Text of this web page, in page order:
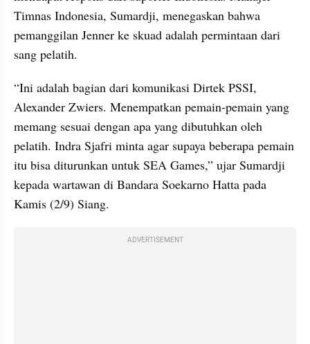
Timnas Indonesia, Sumardji, menegaskan bahwa
pemanggilan Jenner ke skuad adalah permintaan dari
sang pelatih.
“Ini adalah bagian dari komunikasi Dirtek PSSI,
Alexander Zwiers. Menempatkan pemain-pemain yang
memang sesuai dengan apa yang dibutuhkan oleh
pelatih. Indra Sjafri minta agar supaya beberapa pemain
itu bisa diturunkan untuk SEA Games,” ujar Sumardji
kepada wartawan di Bandara Soekarno Hatta pada
Kamis (2/9) Siang.
ADVERTISEMENT